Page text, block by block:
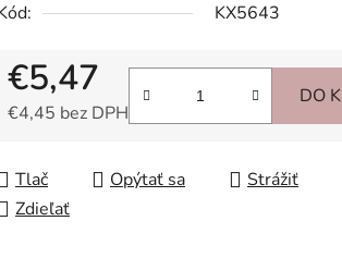
KX5643
€5,47
€4,45 bez DPH
DO
Tlač Opýtať sa
Strážiť
Zdieľať